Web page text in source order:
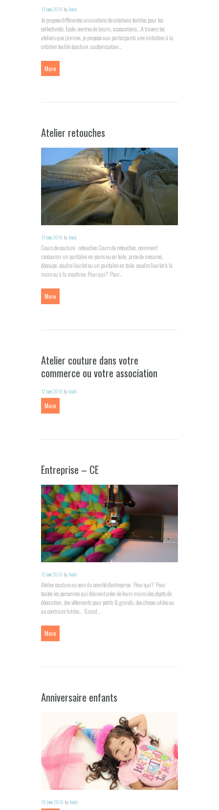
13 June 2016 byAnaïs
Je propose différentes animations de créations textiles pour les
collectivités. Ecole, centres de loisirs, associations… A travers les
ateliers que j’anime, je propose aux participants une initiation à la
création textile (couture, customisation...
More
Atelier retouches
13 June 2016 byAnaïs
Cours de couture : retouches Cours de retouches, comment
raccourcir un pantalon en jeans ou en toile, prise de mesures,
découpe, coudre l’ourlet ou un pantalon en toile, coudre l’ourlet à la
main ou à la machine. Pour qui? Pour...
More
Atelier couture dans votre
commerce ou votre association
12 June 2016 byAnaïs
More
Entreprise – CE
12 June 2016 byAnaïs
Atelier couture au sein du comité d’entreprise Pour qui? Pour
toutes les personnes qui désirent créer de leurs mains des objets de
décoration, des vêtements pour petits & grands, des choses utiles ou
au contraire futiles… Grand...
More
Anniversaire enfants
10 June 2016 byAnaïs